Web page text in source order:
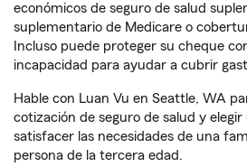
económicos de seguro de salud
suplementario de Medicare o
Incluso puede proteger su cheque
incapacidad para ayudar a cubrir
Hable con Luan Vu en Seattle, WA
cotización de seguro de salud y
satisfacer las necesidades de una
persona de la tercera edad.